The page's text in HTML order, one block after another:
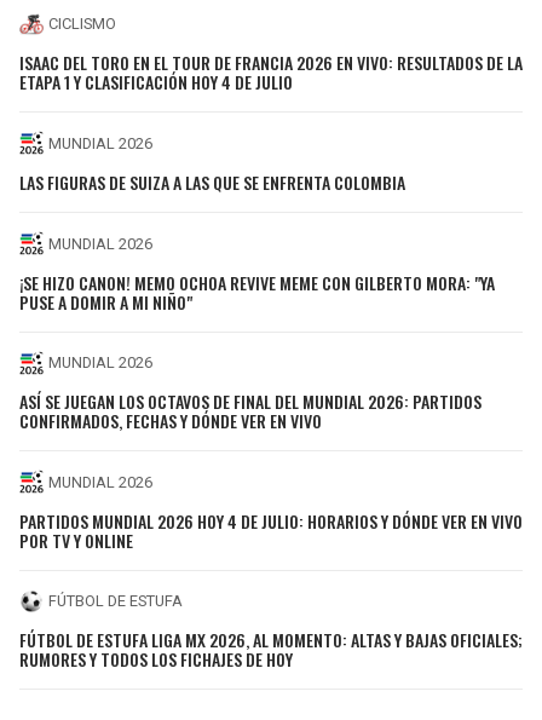
CICLISMO
ISAAC DEL TORO EN EL TOUR DE FRANCIA 2026 EN VIVO: RESULTADOS DE LA
ETAPA 1 Y CLASIFICACIÓN HOY 4 DE JULIO
MUNDIAL 2026
LAS FIGURAS DE SUIZA A LAS QUE SE ENFRENTA COLOMBIA
MUNDIAL 2026
¡SE HIZO CANON! MEMO OCHOA REVIVE MEME CON GILBERTO MORA: "YA
PUSE A DOMIR A MI NIÑO"
MUNDIAL 2026
ASÍ SE JUEGAN LOS OCTAVOS DE FINAL DEL MUNDIAL 2026: PARTIDOS
CONFIRMADOS, FECHAS Y DÓNDE VER EN VIVO
MUNDIAL 2026
PARTIDOS MUNDIAL 2026 HOY 4 DE JULIO: HORARIOS Y DÓNDE VER EN VIVO
POR TV Y ONLINE
FÚTBOL DE ESTUFA
FÚTBOL DE ESTUFA LIGA MX 2026, AL MOMENTO: ALTAS Y BAJAS OFICIALES;
RUMORES Y TODOS LOS FICHAJES DE HOY